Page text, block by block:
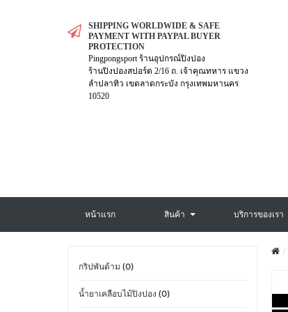
SHIPPING WORLDWIDE & SAFE
PAYMENT WITH PAYPAL BUYER
PROTECTION
Pingpongsport ร้านอุปกรณ์ปิงปอง
ร้านปิงปองสปอร์ต 2/16 ถ. เจ้าคุณทหาร แขวง
ลำปลาทิว เขตลาดกระบัง กรุงเทพมหานคร
10520
หน้าแรก สินค้า บริการของเรา
กริปพันด้าม (0)
น้ำยาเคลือบไม้ปิงปอง (0)